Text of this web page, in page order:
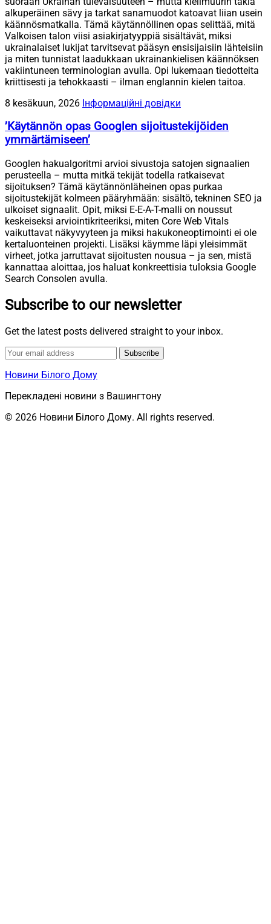
alkuperäinen sävy ja tarkat sanamuodot katoavat liian usein
käännösmatkalla. Tämä käytännöllinen opas selittää, mitä
Valkoisen talon viisi asiakirjatyyppiä sisältävät, miksi
ukrainalaiset lukijat tarvitsevat pääsyn ensisijaisiin lähteisiin
ja miten tunnistat laadukkaan ukrainankielisen käännöksen
vakiintuneen terminologian avulla. Opi lukemaan tiedotteita
kriittisesti ja tehokkaasti – ilman englannin kielen taitoa.
8 kesäkuun, 2026 Інформаційні довідки
’Käytännön opas Googlen sijoitustekijöiden
ymmärtämiseen’
Googlen hakualgoritmi arvioi sivustoja satojen signaalien
perusteella – mutta mitkä tekijät todella ratkaisevat
sijoituksen? Tämä käytännönläheinen opas purkaa
sijoitustekijät kolmeen pääryhmään: sisältö, tekninen SEO ja
ulkoiset signaalit. Opit, miksi E-E-A-T-malli on noussut
keskeiseksi arviointikriteeriksi, miten Core Web Vitals
vaikuttavat näkyvyyteen ja miksi hakukoneoptimointi ei ole
kertaluonteinen projekti. Lisäksi käymme läpi yleisimmät
virheet, jotka jarruttavat sijoitusten nousua – ja sen, mistä
kannattaa aloittaa, jos haluat konkreettisia tuloksia Google
Search Consolen avulla.
Subscribe to our newsletter
Get the latest posts delivered straight to your inbox.
Subscribe
Новини Білого Дому
Перекладені новини з Вашингтону
© 2026 Новини Білого Дому. All rights reserved.